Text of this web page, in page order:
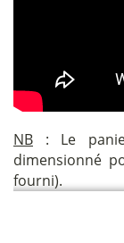
NB : Le
dimensionné
fourni).